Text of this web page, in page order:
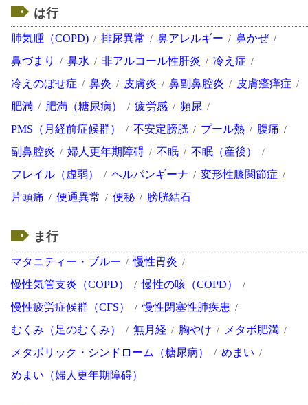
は行
肺気腫（COPD) 排尿異常 鼻アレルギー
鼻かぜ
鼻づまり
鼻水 非アルコール性肝炎
冷え症
冷えのぼせ症
鼻炎 皮膚炎 鼻副鼻腔炎
皮膚瘙痒症
肥満
肥満（糖尿病） 疲労感
頻尿
PMS（月経前症候群）
不安定膀胱 プール熱
腹痛
副鼻腔炎
婦人更年期障碍 不眠
不眠（産後）
フレイル（虚弱）
ヘルパンギーナ
変形性膝関節症
片頭痛
便通異常 便秘 膀胱結石
ま行
マタニティー・ブルー
慢性胃炎
慢性気管支炎（COPD）
慢性の咳（COPD）
慢性疲労症候群（CFS）
慢性閉塞性肺疾患
むくみ（足のむくみ）
無月経 胸やけ
メタボ肥満
メタボリック・シンドローム（糖尿病）
めまい
めまい（婦人更年期障碍）